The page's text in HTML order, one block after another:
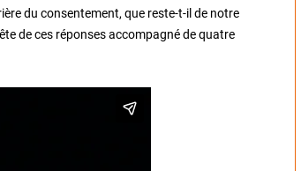
du consentement, que reste-t-il de notre
de ces réponses accompagné de quatre